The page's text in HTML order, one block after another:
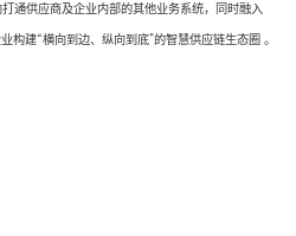
通供应商及企业内部的其他业务系统，同时融入
构建“横向到边、纵向到底”的智慧供应链生态圈 。